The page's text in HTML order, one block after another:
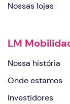
Nossas lojas
LM
Nossa história
Onde estamos
Investidores